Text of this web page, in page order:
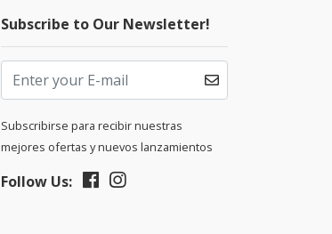
Subscribe to Our Newsletter!
Subscribirse para recibir nuestras
mejores ofertas y nuevos lanzamientos
Follow Us: